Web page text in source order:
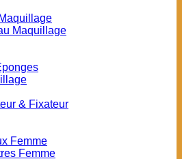
Maquillage
& Fixateur
Femme
Femme